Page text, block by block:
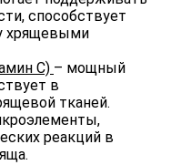
способствует
хрящевыми
C) – мощный
в
тканей.
реакций в